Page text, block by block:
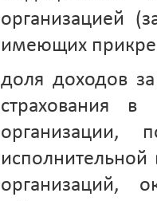
организацией
имеющих
доля доходов за
страхования
организации,
организаций,